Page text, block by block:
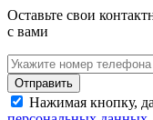
Оставьте свои
с вами
Нажимая кнопку,